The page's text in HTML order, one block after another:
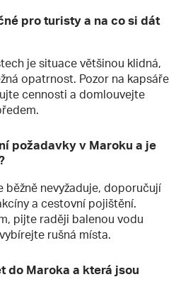
pro turisty a na co si dát
je situace většinou klidná,
opatrnost. Pozor na kapsáře
cennosti a domlouvejte
požadavky v Maroku a je
běžně nevyžaduje, doporučují
a cestovní pojištění.
pijte raději balenou vodu
rušná místa.
do Maroka a která jsou